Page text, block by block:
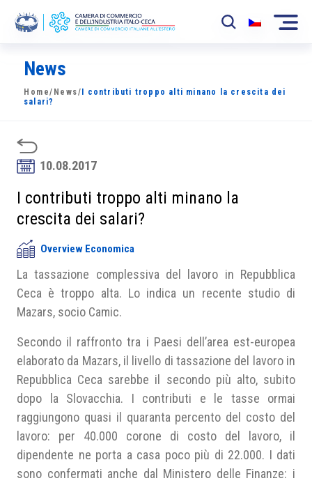
La Camera
News
Sviluppo Mercato
Soci
Partner
Progetti
Area riservata
News
Home/ News/ I contributi troppo alti minano la crescita dei
salari?
10.08.2017
I contributi troppo alti minano la
crescita dei salari?
Overview Economica
La tassazione complessiva del lavoro in Repubblica
Ceca è troppo alta. Lo indica un recente studio di
Mazars, socio Camic.
Secondo il raffronto tra i Paesi dell’area est-europea
elaborato da Mazars, il livello di tassazione del lavoro in
Repubblica Ceca sarebbe il secondo più alto, subito
dopo la Slovacchia. I contributi e le tasse ormai
raggiungono quasi il quaranta percento del costo del
lavoro: per 40.000 corone di costo del lavoro, il
dipendente ne porta a casa poco più di 22.000. I dati
sono confermati anche dal Ministero delle Finanze: i